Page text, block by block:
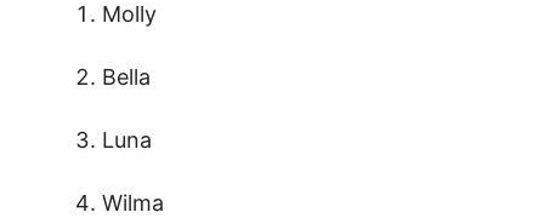
Molly
Bella
Luna
Wilma